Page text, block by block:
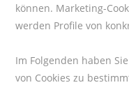
können. Marketing-
werden Profile von
Im Folgenden haben
von Cookies zu